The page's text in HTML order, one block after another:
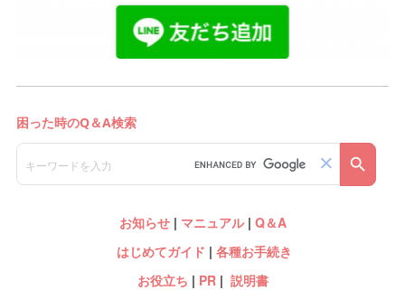
お知らせ| マニュアル| Q＆A
はじめてガイド | 各種お手続き
お役立ち | PR| 説明書